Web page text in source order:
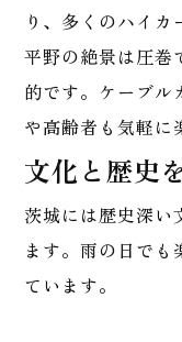
り、多くのハイ
平野の絶景は圧巻
的です。ケーブル
や高齢者も気軽に
文化と歴史
茨城には歴史深い
ます。雨の日で
ています。